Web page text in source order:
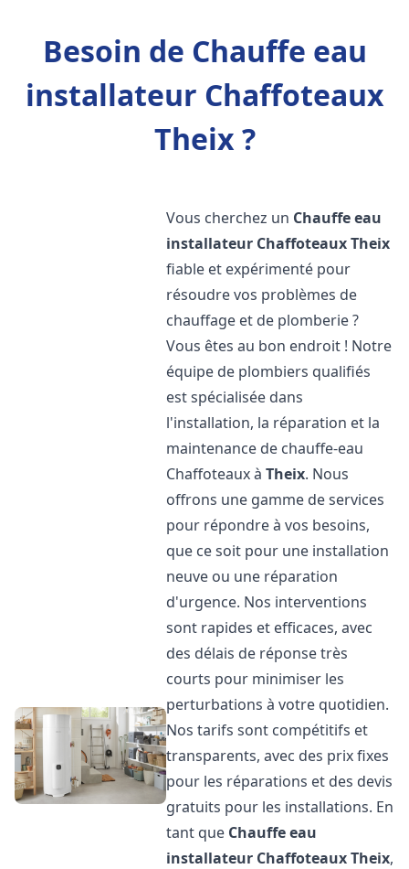
Besoin de Chauffe eau
installateur Chaffoteaux
Theix ?
Vous cherchez un Chauffe eau
installateur ChaffoteauxTheix
fiable et expérimenté pour
résoudre vos problèmes de
chauffage et de plomberie ?
Vous êtes au bon endroit ! Notre
équipe de plombiers qualifiés
est spécialisée dans
l'installation, la réparation et la
maintenance de chauffe-eau
Chaffoteaux àTheix. Nous
offrons une gamme de services
pour répondre à vos besoins,
que ce soit pour une installation
neuve ou une réparation
d'urgence. Nos interventions
sont rapides et efficaces, avec
des délais de réponse très
courts pour minimiser les
perturbations à votre quotidien.
Nos tarifs sont compétitifs et
transparents, avec des prix fixes
pour les réparations et des devis
gratuits pour les installations. En
tant que Chauffe eau
installateur ChaffoteauxTheix,